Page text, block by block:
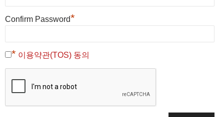
Confirm Password*
* 이용약관(TOS) 동의